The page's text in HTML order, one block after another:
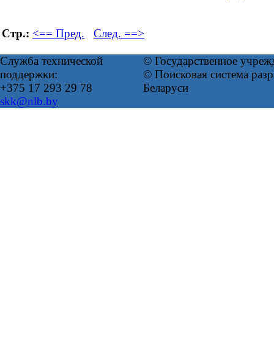
Стр.: <== Пред. След. ==>
Служба технической
поддержки:
+375 17 293 29 78
skk@nlb.by
© Государственное
© Поисковая система
Беларуси